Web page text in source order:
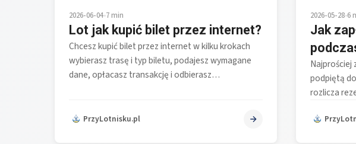
2026-06-04•7 min
Lot jak kupić bilet przez internet?
Chcesz kupić bilet przez internet w kilku krokach
wybierasz trasę i typ biletu, podajesz wymagane
dane, opłacasz transakcję i odbierasz…
PrzyLotnisku.pl
2026-05-28•6
Jak
Najprościej
podpiętą
rozlicza